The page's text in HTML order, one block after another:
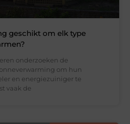
geschikt om elk type
onderzoeken de
om hun
en energiezuiniger te
vaak de